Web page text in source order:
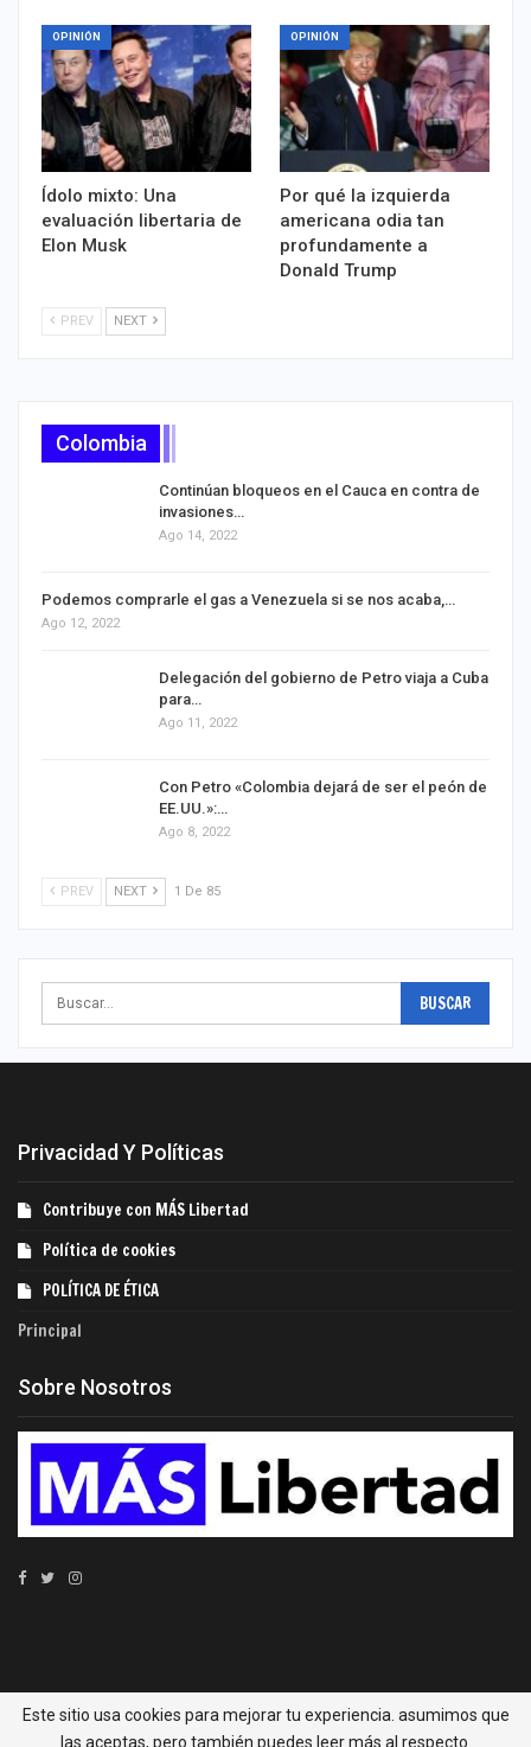
OPINIÓN
Ídolo mixto: Una
evaluación libertaria de
Elon Musk
OPINIÓN
Por qué la izquierda
americana odia tan
profundamente a
Donald Trump
PREV NEXT
Colombia
Continúan bloqueos en el Cauca en contra de
invasiones…
Ago 14, 2022
Podemos comprarle el gas a Venezuela si se nos acaba,…
Ago 12, 2022
Delegación del gobierno de Petro viaja a Cuba
para…
Ago 11, 2022
Con Petro «Colombia dejará de ser el peón de
EE.UU.»:…
Ago 8, 2022
PREV NEXT 1 De 85
Privacidad Y Políticas
Contribuye con MÁS Libertad
Política de cookies
POLÍTICA DE ÉTICA
Principal
Sobre Nosotros
© 2022 - MÁS Libertad. Todos los derechos reservados.
MÁS Libertad las principales noticias económicas de
Este sitio usa cookies para mejorar tu experiencia. asumimos que
las aceptas, pero también puedes leer más al respecto.